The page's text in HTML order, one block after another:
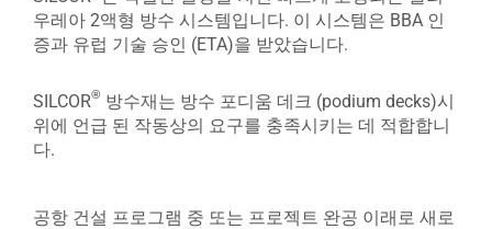
우레아 2액형 방수 시스템입니다. 이 시스템은 BBA 인
증과 유럽 기술 승인 (ETA)을 받았습니다.
SILCOR® 방수재는 방수 포디움 데크 (podium decks)시
위에 언급 된 작동상의 요구를 충족시키는 데 적합합니
다.
공항 건설 프로그램 중 또는 프로젝트 완공 이래로 새로